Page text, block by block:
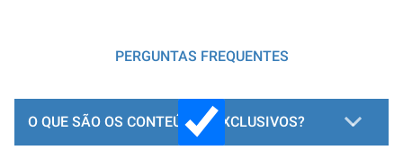
PERGUNTAS FREQUENTES
O QUE SÃO OS CONTEÚDOS EXCLUSIVOS?